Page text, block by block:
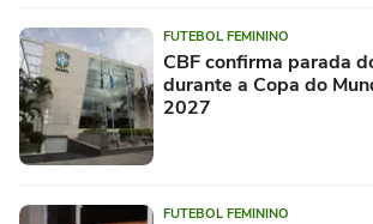
FUTEBOL FEMININO
CBF confirma parada
durante a Copa do
2027
FUTEBOL FEMININO